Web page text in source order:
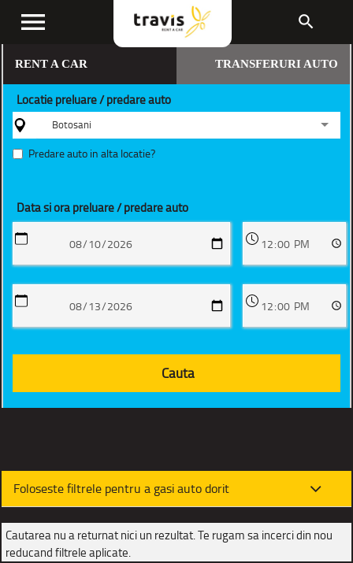
menu search
RENT A CAR TRANSFERURI AUTO
Locatie preluare / predare auto
Botosani
Predare auto in alta locatie?
Data si ora preluare / predare auto
Foloseste filtrele pentru a gasi auto dorit
Cautarea nu a returnat nici un rezultat. Te rugam sa incerci din nou
reducand filtrele aplicate.